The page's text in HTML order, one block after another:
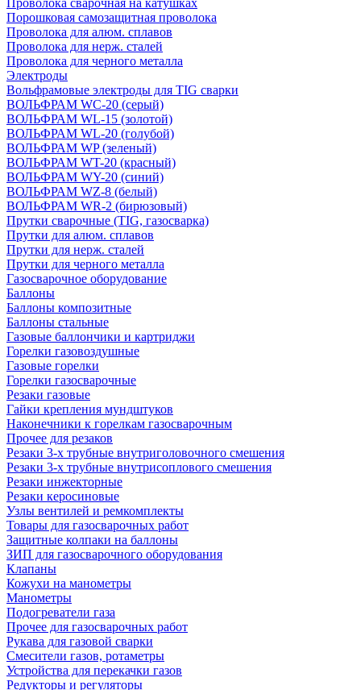
Проволока сварочная на катушках
Порошковая самозащитная проволока
Проволока для алюм. сплавов
Проволока для нерж. сталей
Проволока для черного металла
Электроды
Вольфрамовые электроды для TIG сварки
ВОЛЬФРАМ WC-20 (серый)
ВОЛЬФРАМ WL-15 (золотой)
ВОЛЬФРАМ WL-20 (голубой)
ВОЛЬФРАМ WP (зеленый)
ВОЛЬФРАМ WT-20 (красный)
ВОЛЬФРАМ WY-20 (синий)
ВОЛЬФРАМ WZ-8 (белый)
ВОЛЬФРАМ WR-2 (бирюзовый)
Прутки сварочные (TIG, газосварка)
Прутки для алюм. сплавов
Прутки для нерж. сталей
Прутки для черного металла
Газосварочное оборудование
Баллоны
Баллоны композитные
Баллоны стальные
Газовые баллончики и картриджи
Горелки газовоздушные
Газовые горелки
Горелки газосварочные
Резаки газовые
Гайки крепления мундштуков
Наконечники к горелкам газосварочным
Прочее для резаков
Резаки 3-х трубные внутриголовочного смешения
Резаки 3-х трубные внутрисоплового смешения
Резаки инжекторные
Резаки керосиновые
Узлы вентилей и ремкомплекты
Товары для газосварочных работ
Защитные колпаки на баллоны
ЗИП для газосварочного оборудования
Клапаны
Кожухи на манометры
Манометры
Подогреватели газа
Прочее для газосварочных работ
Рукава для газовой сварки
Смесители газов, ротаметры
Устройства для перекачки газов
Редукторы и регуляторы